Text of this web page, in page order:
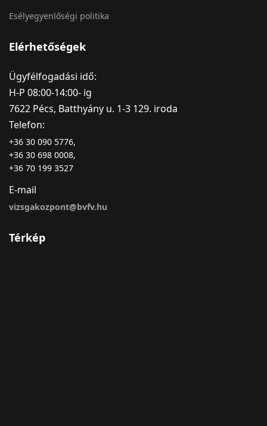
Esélyegyenlőségi politika
Elérhetőségek
Ügyfélfogadási idő:
H-P 08:00-14:00- ig
7622 Pécs, Batthyány u. 1-3 129. iroda
Telefon:
+36 30 090 5776,
+36 30 698 0008,
+36 70 199 3527
E-mail
vizsgakozpont@bvfv.hu
Térkép